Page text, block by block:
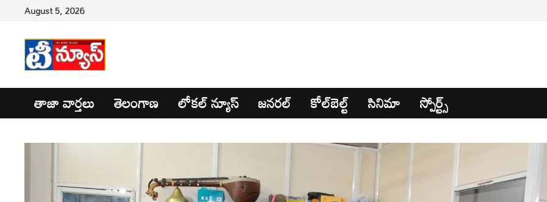
content
August 5, 2026
తాజా వార్తలు తెలంగాణ లోకల్ న్యూస్ జనరల్ కోల్‌బెల్ట్ సినిమా స్పోర్ట్స్